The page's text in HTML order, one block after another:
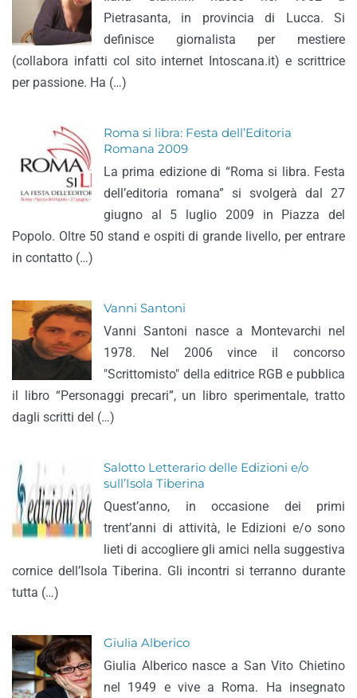
Pietrasanta, in provincia di Lucca. Si
definisce giornalista per mestiere
(collabora infatti col sito internet Intoscana.it) e scrittrice
per passione. Ha (…)
Roma si libra: Festa dell’Editoria
Romana 2009
La prima edizione di “Roma si libra. Festa
dell’editoria romana” si svolgerà dal 27
giugno al 5 luglio 2009 in Piazza del
Popolo. Oltre 50 stand e ospiti di grande livello, per entrare
in contatto (…)
Vanni Santoni
Vanni Santoni nasce a Montevarchi nel
1978. Nel 2006 vince il concorso
"Scrittomisto" della editrice RGB e pubblica
il libro “Personaggi precari”, un libro sperimentale, tratto
dagli scritti del (…)
Salotto Letterario delle Edizioni e/o
sull’Isola Tiberina
Quest’anno, in occasione dei primi
trent’anni di attività, le Edizioni e/o sono
lieti di accogliere gli amici nella suggestiva
cornice dell’Isola Tiberina. Gli incontri si terranno durante
tutta (…)
Giulia Alberico
Giulia Alberico nasce a San Vito Chietino
nel 1949 e vive a Roma. Ha insegnato